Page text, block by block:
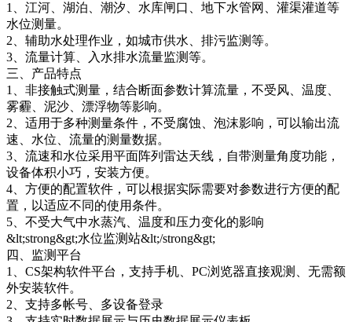
1、江河、湖泊、潮汐、水库闸口、地下水管网、灌渠灌道等
水位测量。
2、辅助水处理作业，如城市供水、排污监测等。
3、流量计算、入水排水流量监测等。
三、产品特点
1、非接触式测量，结合断面参数计算流量，不受风、温度、
雾霾、泥沙、漂浮物等影响。
2、适用于多种测量条件，不受腐蚀、泡沫影响，可以输出流
速、水位、流量的测量数据。
3、流速和水位采用平面阵列雷达天线，自带测量角度功能，
设备体积小巧，安装方便。
4、方便的配置软件，可以根据实际需要对参数进行方便的配
置，以适应不同的使用条件。
5、不受大气中水蒸汽、温度和压力变化的影响
&lt;strong&gt;水位监测站&lt;/strong&gt;
四、监测平台
1、CS架构软件平台，支持手机、PC浏览器直接观测、无需额
外安装软件。
2、支持多帐号、多设备登录